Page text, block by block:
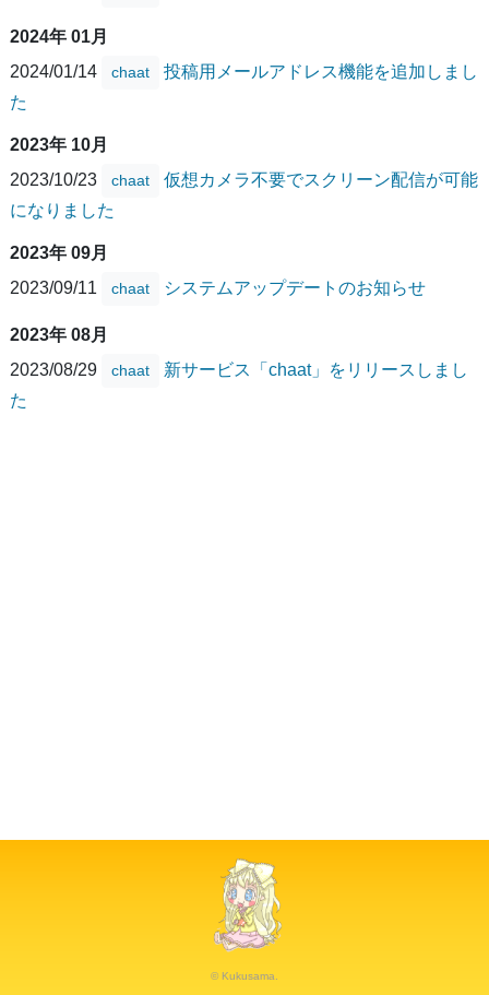
2024年 01月
2024/01/14
chaat
投稿用メールアドレス機能を追加しまし
た
2023年 10月
2023/10/23
chaat
仮想カメラ不要でスクリーン配信が可能
になりました
2023年 09月
2023/09/11
chaat システムアップデートのお知らせ
2023年 08月
2023/08/29
chaat
新サービス「chaat」をリリースしまし
た
© Kukusama.